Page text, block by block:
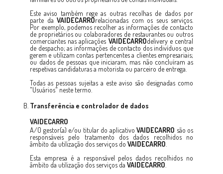
Este aviso também rege as outras recolhas de dados por
parte da VAIDECARROrelacionadas com os seus serviços.
Por exemplo, podemos recolher as informações de contacto
de proprietários ou colaboradores de restaurantes ou outros
comerciantes nas aplicações VAIDECARROdelivery e central
de despacho; as informações de contacto dos indivíduos que
gerem e utilizam contas pertencentes a clientes empresariais;
ou dados de pessoas que iniciaram, mas não concluíram as
respetivas candidaturas a motorista ou parceiro de entrega.
Todas as pessoas sujeitas a este aviso são designadas como
"Usuários" neste termo.
Transferência e controlador de dados
VAIDECARRO
A/O gestor(a) e/ou titular do aplicativo VAIDECARRO são os
responsáveis pelo tratamento dos dados recolhidos no
âmbito da utilização dos serviços do VAIDECARRO
Esta empresa é a responsável pelos dados recolhidos no
âmbito da utilização dos serviços da VAIDECARRO